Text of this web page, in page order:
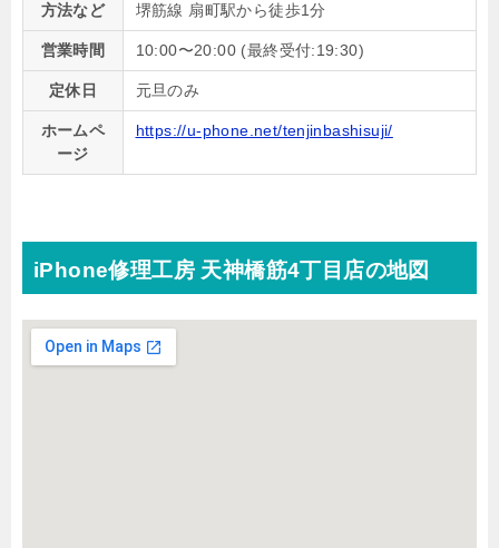
方法など
堺筋線 扇町駅から徒歩1分
営業時間 10:00〜20:00 (最終受付:19:30)
定休日 元旦のみ
ホームペ
ージ
https://u-phone.net/tenjinbashisuji/
iPhone修理工房 天神橋筋4丁目店の地図